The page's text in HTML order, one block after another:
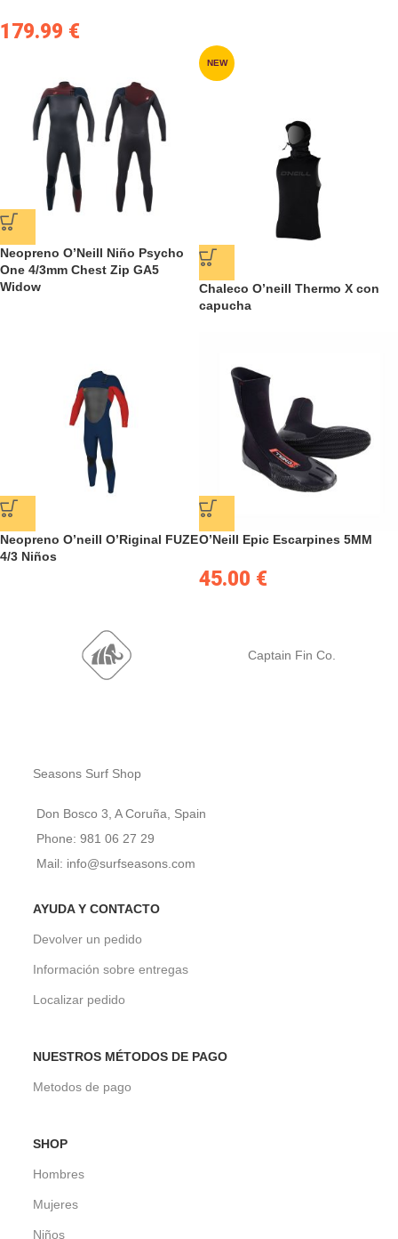
179.99 €
Neopreno O’Neill Niño Psycho
One 4/3mm Chest Zip GA5
Widow
NEW
Chaleco O’neill Thermo X con
capucha
Neopreno O’neill O’Riginal FUZE
4/3 Niños
O’Neill Epic Escarpines 5MM
45.00 €
Captain Fin Co.
Seasons Surf Shop
Don Bosco 3, A Coruña, Spain
Phone: 981 06 27 29
Mail: info@surfseasons.com
AYUDA Y CONTACTO
Devolver un pedido
Información sobre entregas
Localizar pedido
NUESTROS MÉTODOS DE PAGO
Metodos de pago
SHOP
Hombres
Mujeres
Niños